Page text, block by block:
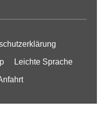
Leichte Sprache